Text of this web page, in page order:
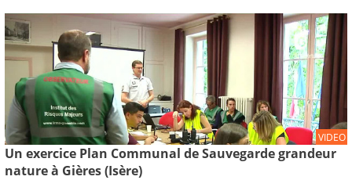
VIDEO
Un exercice Plan Communal de Sauvegarde grandeur
nature à Gières (Isère)